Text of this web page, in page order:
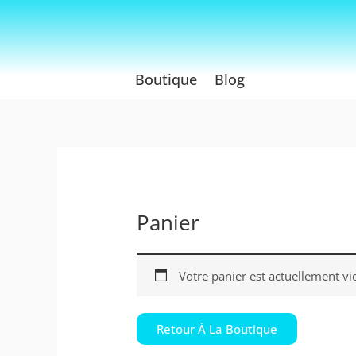
Aller
au
contenu
Boutique Blog
Panier
Votre panier est actuellement
Retour À La Boutique